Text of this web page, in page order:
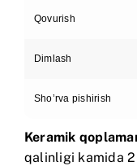
Qovurish
Dimlash
Sho’rva pishirish
Keramik
qalinligi kamida 2